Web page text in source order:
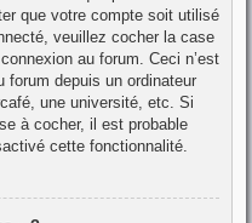
que votre compte soit utilisé
veuillez cocher la case
au forum. Ceci n’est
forum depuis un ordinateur
une université, etc. Si
à cocher, il est probable
cette fonctionnalité.